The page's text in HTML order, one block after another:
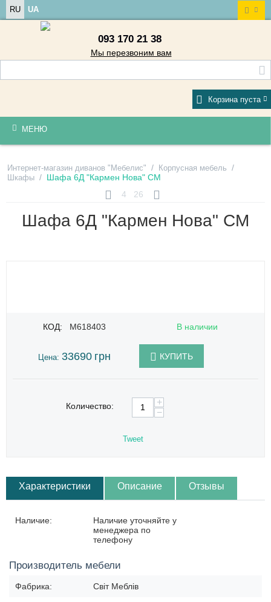
RU UA
093 170 21 38
Мы перезвоним вам
Корзина пуста
МЕНЮ
Интернет-магазин диванов "Мебелис" / Корпусная мебель /
Шкафы / Шафа 6Д "Кармен Нова" СМ
4
26
Шафа 6Д "Кармен Нова" СМ
КОД: M618403 В наличии
Цена: 33690 грн КУПИТЬ
Количество:
+
−
Tweet
Характеристики Описание Отзывы
Наличие:
Наличие уточняйте у
менеджера по
телефону
Производитель мебели
Фабрика: Світ Меблів